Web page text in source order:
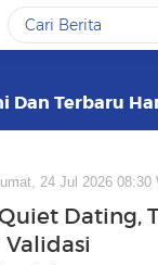
Dan Terbaru
24 Jul 2026 08:30
Dating,
Validasi